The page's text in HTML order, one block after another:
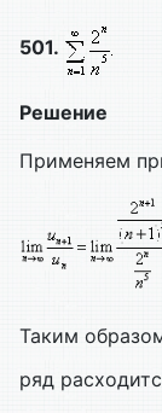
501.
Решение
Применяем
Таким
ряд